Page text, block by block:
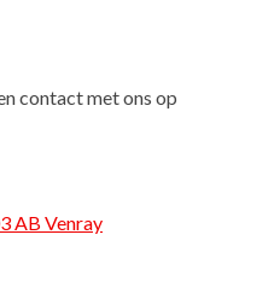
contact met ons op
AB Venray